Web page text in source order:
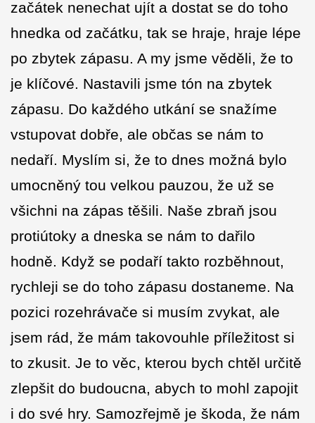
začátek nenechat ujít a dostat se do toho
hnedka od začátku, tak se hraje, hraje lépe
po zbytek zápasu. A my jsme věděli, že to
je klíčové. Nastavili jsme tón na zbytek
zápasu. Do každého utkání se snažíme
vstupovat dobře, ale občas se nám to
nedaří. Myslím si, že to dnes možná bylo
umocněný tou velkou pauzou, že už se
všichni na zápas těšili. Naše zbraň jsou
protiútoky a dneska se nám to dařilo
hodně. Když se podaří takto rozběhnout,
rychleji se do toho zápasu dostaneme. Na
pozici rozehrávače si musím zvykat, ale
jsem rád, že mám takovouhle příležitost si
to zkusit. Je to věc, kterou bych chtěl určitě
zlepšit do budoucna, abych to mohl zapojit
i do své hry. Samozřejmě je škoda, že nám